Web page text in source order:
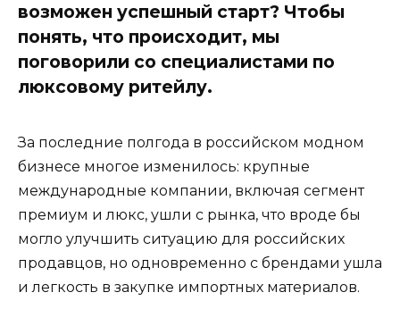
возможен успешный старт? Чтобы
понять, что происходит, мы
поговорили со специалистами по
люксовому ритейлу.
За последние полгода в российском модном
бизнесе многое изменилось: крупные
международные компании, включая сегмент
премиум и люкс, ушли с рынка, что вроде бы
могло улучшить ситуацию для российских
продавцов, но одновременно с брендами ушла
и легкость в закупке импортных материалов.